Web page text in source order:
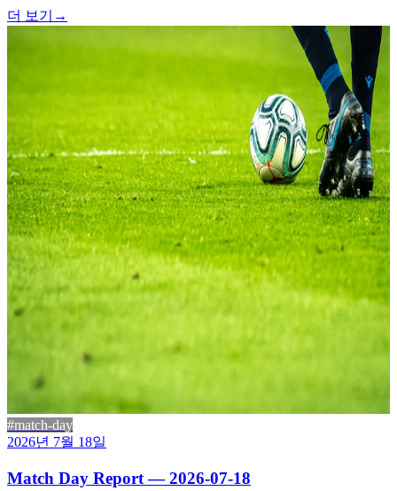
더 보기 →
#match-day
2026년 7월 18일
Match Day Report — 2026-07-18